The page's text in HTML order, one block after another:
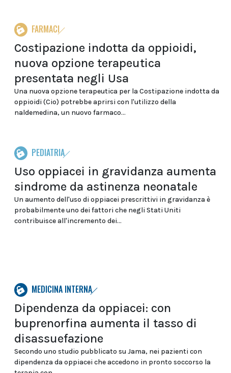
FARMACI
Costipazione indotta da oppioidi,
nuova opzione terapeutica
presentata negli Usa
Una nuova opzione terapeutica per la Costipazione indotta da
oppioidi (Cio) potrebbe aprirsi con l'utilizzo della
naldemedina, un nuovo farmaco...
PEDIATRIA
Uso oppiacei in gravidanza aumenta
sindrome da astinenza neonatale
Un aumento dell'uso di oppiacei prescrittivi in gravidanza è
probabilmente uno dei fattori che negli Stati Uniti
contribuisce all'incremento dei...
MEDICINA INTERNA
Dipendenza da oppiacei: con
buprenorfina aumenta il tasso di
disassuefazione
Secondo uno studio pubblicato su Jama, nei pazienti con
dipendenza da oppiacei che accedono in pronto soccorso la